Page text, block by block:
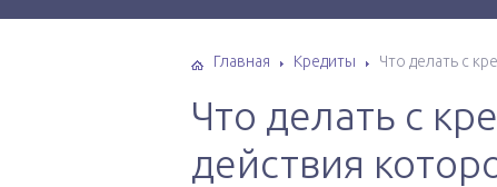
Главная Кредиты Что делать с
Что делать с
действия